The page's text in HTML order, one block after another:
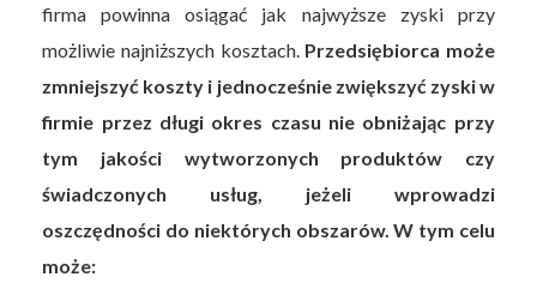
firma powinna osiągać jak najwyższe zyski przy
możliwie najniższych kosztach. Przedsiębiorca może
zmniejszyć koszty i jednocześnie zwiększyć zyski w
firmie przez długi okres czasu nie obniżając przy
tym jakości wytworzonych produktów czy
świadczonych usług, jeżeli wprowadzi
oszczędności do niektórych obszarów. W tym celu
może: